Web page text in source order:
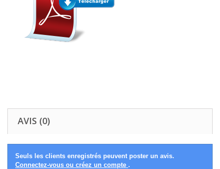
AVIS (0)
Seuls les clients enregistrés peuvent poster un avis.
Connectez-vous ou créez un compte .